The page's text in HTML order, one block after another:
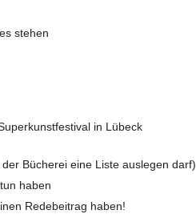
stehen
in Lübeck
Bücherei eine Liste auslegen darf)
haben
Redebeitrag haben!